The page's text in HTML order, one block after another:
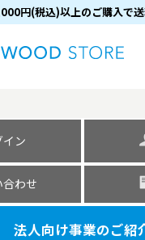
円(税込)以上のご購入で
イン
合わせ
法人向け事業のご紹